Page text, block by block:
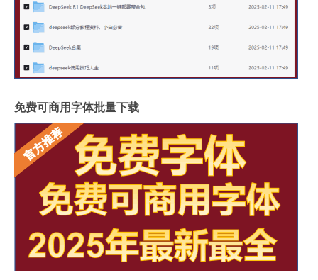
免费可商用字体批量下载